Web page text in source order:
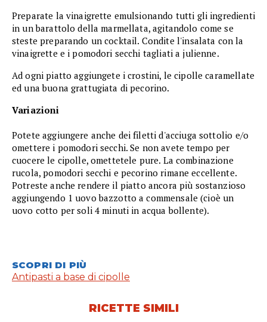
Preparate la vinaigrette emulsionando tutti gli ingredienti
in un barattolo della marmellata, agitandolo come se
steste preparando un cocktail. Condite l'insalata con la
vinaigrette e i pomodori secchi tagliati a julienne.
Ad ogni piatto aggiungete i crostini, le cipolle caramellate
ed una buona grattugiata di pecorino.
Variazioni
Potete aggiungere anche dei filetti d'acciuga sottolio e/o
omettere i pomodori secchi. Se non avete tempo per
cuocere le cipolle, omettetele pure. La combinazione
rucola, pomodori secchi e pecorino rimane eccellente.
Potreste anche rendere il piatto ancora più sostanzioso
aggiungendo 1 uovo bazzotto a commensale (cioè un
uovo cotto per soli 4 minuti in acqua bollente).
SCOPRI DI PIÙ
Antipasti a base di cipolle
RICETTE SIMILI